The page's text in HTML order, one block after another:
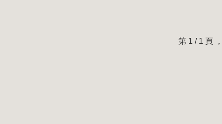
第 1 / 1